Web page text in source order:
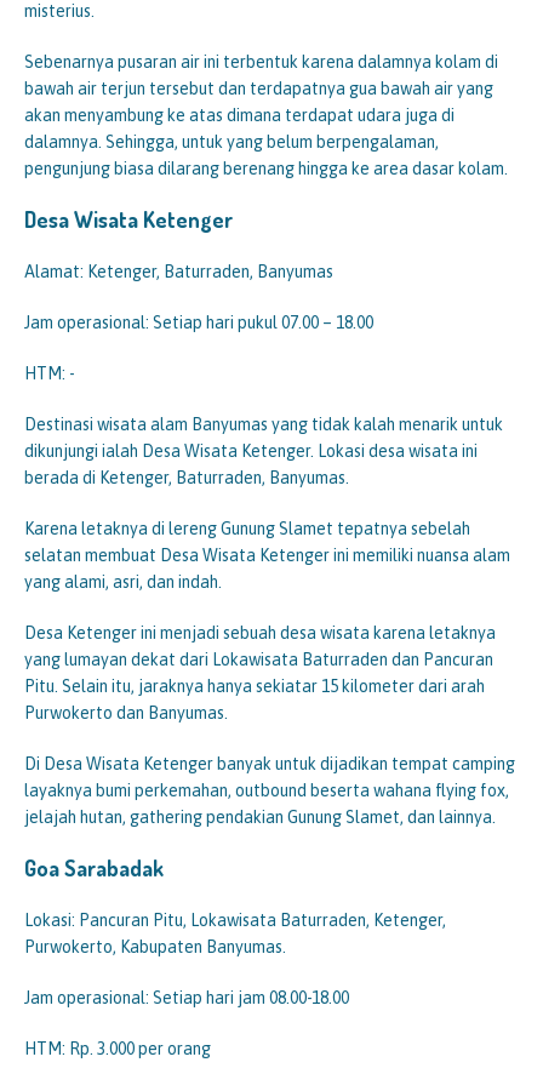
misterius.
Sebenarnya pusaran air ini terbentuk karena dalamnya kolam di
bawah air terjun tersebut dan terdapatnya gua bawah air yang
akan menyambung ke atas dimana terdapat udara juga di
dalamnya. Sehingga, untuk yang belum berpengalaman,
pengunjung biasa dilarang berenang hingga ke area dasar kolam.
Desa Wisata Ketenger
Alamat: Ketenger, Baturraden, Banyumas
Jam operasional: Setiap hari pukul 07.00 – 18.00
HTM: -
Destinasi wisata alam Banyumas yang tidak kalah menarik untuk
dikunjungi ialah Desa Wisata Ketenger. Lokasi desa wisata ini
berada di Ketenger, Baturraden, Banyumas.
Karena letaknya di lereng Gunung Slamet tepatnya sebelah
selatan membuat Desa Wisata Ketenger ini memiliki nuansa alam
yang alami, asri, dan indah.
Desa Ketenger ini menjadi sebuah desa wisata karena letaknya
yang lumayan dekat dari Lokawisata Baturraden dan Pancuran
Pitu. Selain itu, jaraknya hanya sekiatar 15 kilometer dari arah
Purwokerto dan Banyumas.
Di Desa Wisata Ketenger banyak untuk dijadikan tempat camping
layaknya bumi perkemahan, outbound beserta wahana flying fox,
jelajah hutan, gathering pendakian Gunung Slamet, dan lainnya.
Goa Sarabadak
Lokasi: Pancuran Pitu, Lokawisata Baturraden, Ketenger,
Purwokerto, Kabupaten Banyumas.
Jam operasional: Setiap hari jam 08.00-18.00
HTM: Rp. 3.000 per orang